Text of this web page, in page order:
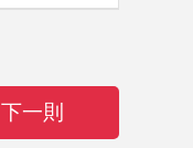
下一則